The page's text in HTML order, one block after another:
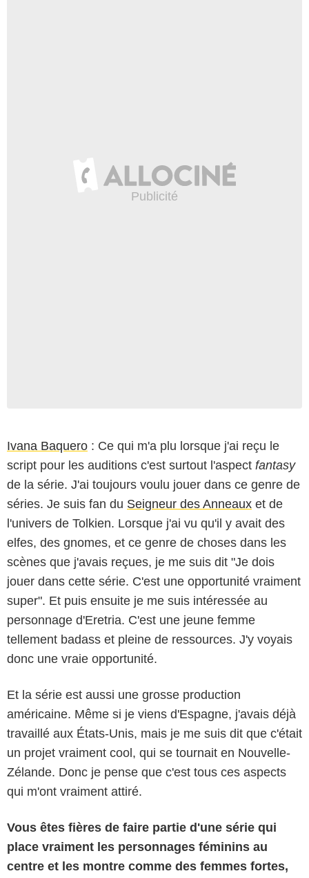
Ivana Baquero : Ce qui m'a plu lorsque j'ai reçu le
script pour les auditions c'est surtout l'aspect fantasy
de la série. J'ai toujours voulu jouer dans ce genre de
séries. Je suis fan du Seigneur des Anneaux et de
l'univers de Tolkien. Lorsque j'ai vu qu'il y avait des
elfes, des gnomes, et ce genre de choses dans les
scènes que j'avais reçues, je me suis dit "Je dois
jouer dans cette série. C'est une opportunité vraiment
super". Et puis ensuite je me suis intéressée au
personnage d'Eretria. C'est une jeune femme
tellement badass et pleine de ressources. J'y voyais
donc une vraie opportunité.
Et la série est aussi une grosse production
américaine. Même si je viens d'Espagne, j'avais déjà
travaillé aux États-Unis, mais je me suis dit que c'était
un projet vraiment cool, qui se tournait en Nouvelle-
Zélande. Donc je pense que c'est tous ces aspects
qui m'ont vraiment attiré.
Vous êtes fières de faire partie d'une série qui
place vraiment les personnages féminins au
centre et les montre comme des femmes fortes,